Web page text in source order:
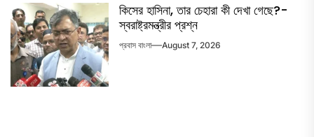
কিসের হাসিনা, তার চেহারা কী দেখা গেছে?-
স্বরাষ্ট্রমন্ত্রীর প্রশ্ন
প্রবাস বাংলা August 7, 2026